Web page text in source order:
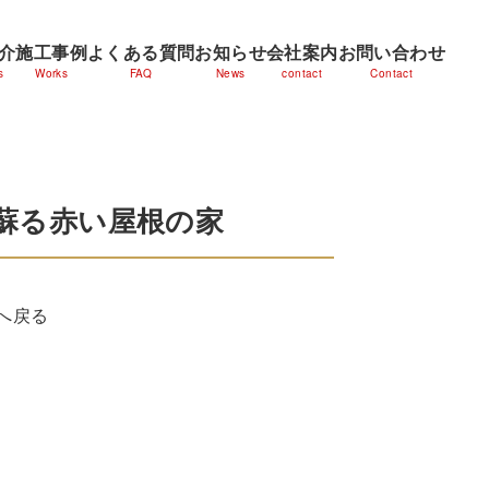
施工事例
Works
よくある質問
FAQ
お知らせ
News
会社案内
contact
お問い合わせ
Contact
る赤い屋根の家
戻る